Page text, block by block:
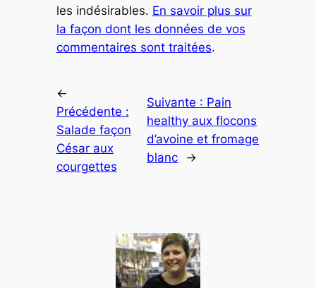
les indésirables. En savoir plus sur
la façon dont les données de vos
commentaires sont traitées.
←
Précédente :
Salade façon
César aux
courgettes
Suivante : Pain
healthy aux flocons
d’avoine et fromage
blanc
→